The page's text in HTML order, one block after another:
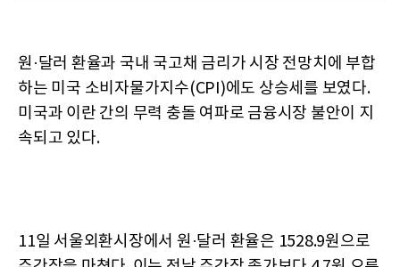
원·달러 환율과 국내 국고채 금리가 시장 전망치에 부합
하는 미국 소비자물가지수(CPI)에도 상승세를 보였다.
미국과 이란 간의 무력 충돌 여파로 금융시장 불안이 지
속되고 있다.
11일 서울외환시장에서 원·달러 환율은 1528.9원으로